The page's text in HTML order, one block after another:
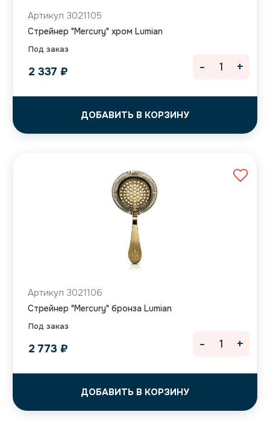
Под заказ
Артикул 3021105
Cтрейнер "Mercury" хром Lumian
2 337 ₽
ДОБАВИТЬ В КОРЗИНУ
- +
Под заказ
Артикул 3021106
Cтрейнер "Mercury" бронза Lumian
2 773 ₽
ДОБАВИТЬ В КОРЗИНУ
- +